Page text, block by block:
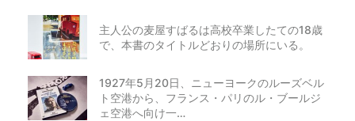
主人公の麦屋すばるは高校卒業したての18歳
で、本書のタイトルどおりの場所にいる。
1927年5月20日、ニューヨークのルーズベル
ト空港から、フランス・パリのル・ブールジ
ェ空港へ向け一…